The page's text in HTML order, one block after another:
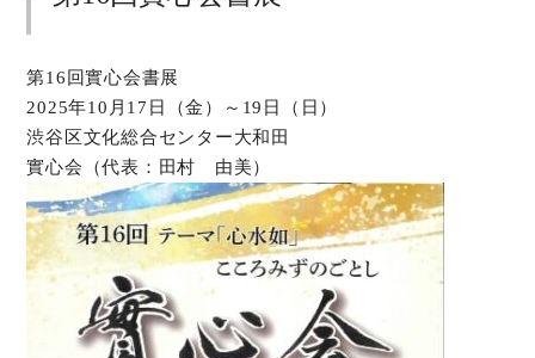
第16回實心会書展
2025年10月17日（金）～19日（日）
渋谷区文化総合センター大和田
實心会（代表：田村 由美）
デジタルアーカイブ
オンラインショップ
お問い合わせ